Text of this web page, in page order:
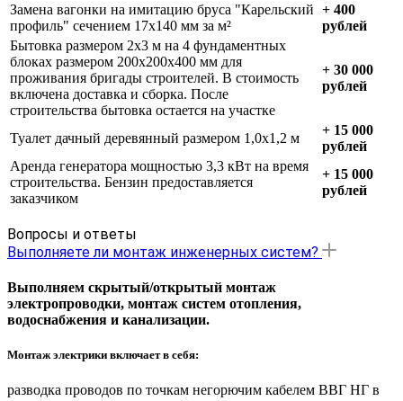
Замена вагонки на имитацию бруса "Карельский
профиль" сечением 17х140 мм за м²
+ 400
рублей
Бытовка размером 2х3 м на 4 фундаментных
блоках размером 200х200х400 мм для
проживания бригады строителей. В стоимость
включена доставка и сборка. После
строительства бытовка остается на участке
+ 30 000
рублей
Туалет дачный деревянный размером 1,0х1,2 м
+ 15 000
рублей
Аренда генератора мощностью 3,3 кВт на время
строительства. Бензин предоставляется
заказчиком
+ 15 000
рублей
Вопросы и ответы
Выполняете ли монтаж инженерных систем?
Выполняем скрытый/открытый монтаж
электропроводки, монтаж систем отопления,
водоснабжения и канализации.
Монтаж электрики включает в себя:
разводка проводов по точкам негорючим кабелем ВВГ НГ в